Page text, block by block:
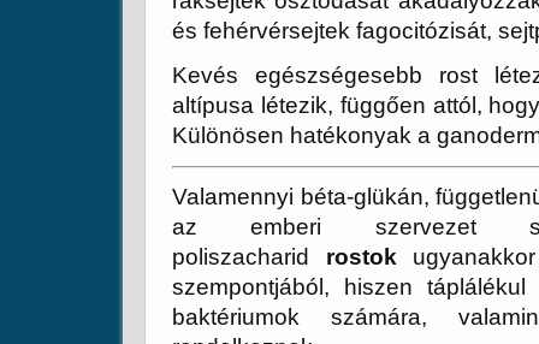
és fehérvérsejtek fagocitózisát,
Kevés egészségesebb rost
altípusa létezik, függően attól,
Különösen hatékonyak a
Valamennyi béta-glükán,
az emberi szervezet
poliszacharid rostok
szempontjából, hiszen
baktériumok számára,